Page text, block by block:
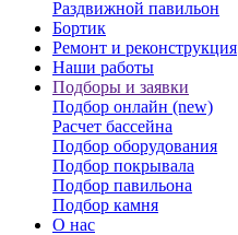
Раздвижной павильон
Бортик
Ремонт и реконструкция
Наши работы
Подборы и заявки
Подбор онлайн (new)
Расчет бассейна
Подбор оборудования
Подбор покрывала
Подбор павильона
Подбор камня
О нас